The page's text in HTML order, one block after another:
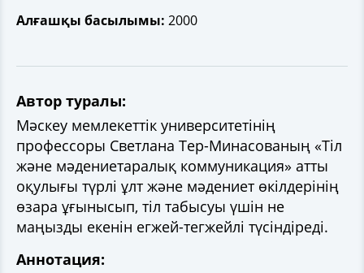
Алғашқы басылымы: 2000
Автор туралы:
Мәскеу мемлекеттік университетінің
профессоры Светлана Тер-Минасованың «Тіл
және мәдениетаралық коммуникация» атты
оқулығы түрлі ұлт және мәдениет өкілдерінің
өзара ұғынысып, тіл табысуы үшін не
маңызды екенін егжей-тегжейлі түсіндіреді.
Аннотация: